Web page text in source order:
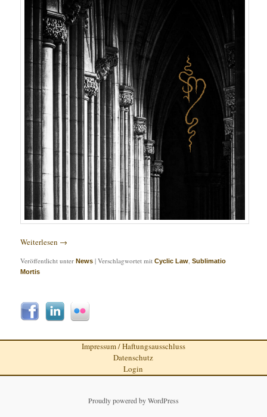
Weiterlesen →
Veröffentlicht unter News |Verschlagwortet mit Cyclic Law ,Sublimatio
Mortis
Impressum / Haftungsausschluss
Datenschutz
Login
Proudly powered by WordPress